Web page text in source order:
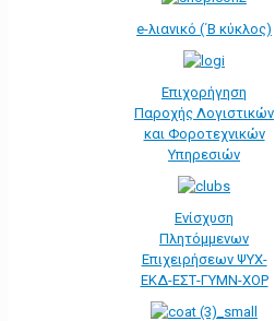
e-λιανικό (΄Β κύκλος)
Επιχορήγηση
Παροχής Λογιστικών
και Φοροτεχνικών
Υπηρεσιών
Ενίσχυση
Πλητόμμενων
Επιχειρήσεων ΨΥΧ-
ΕΚΔ-ΕΣΤ-ΓΥΜΝ-ΧΟΡ